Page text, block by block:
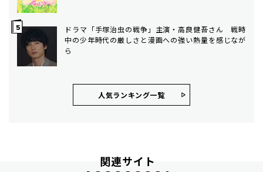
ドラマ「手塚治虫の戦争」主演・高良健吾さん 戦時
中の少年時代の厳しさと漫画への強い熱量を感じなが
ら
人気ランキング⼀覧
関連サイト